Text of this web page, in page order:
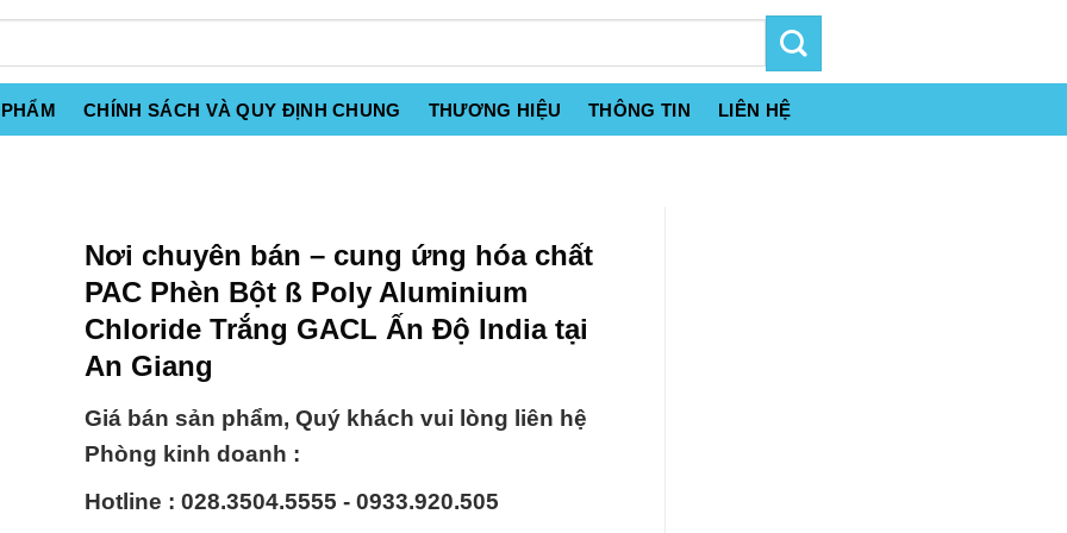
CHÍNH SÁCH VÀ QUY ĐỊNH CHUNG THƯƠNG HIỆU THÔNG TIN LIÊN HỆ
Nơi chuyên bán – cung ứng hóa chất
PAC Phèn Bột ß Poly Aluminium
Chloride Trắng GACL Ấn Độ India tại
An Giang
Giá bán sản phẩm, Quý khách vui lòng liên hệ
Phòng kinh doanh :
Hotline : 028.3504.5555 - 0933.920.505